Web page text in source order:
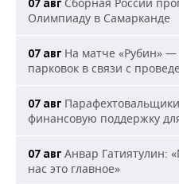
07 авг Сборная России
Олимпиаду в Самарканде
07 авг На матче «Рубин» —
парковок в связи с
07 авг
финансовую поддержку
07 авг Анвар Гатиятулин:
нас это главное»